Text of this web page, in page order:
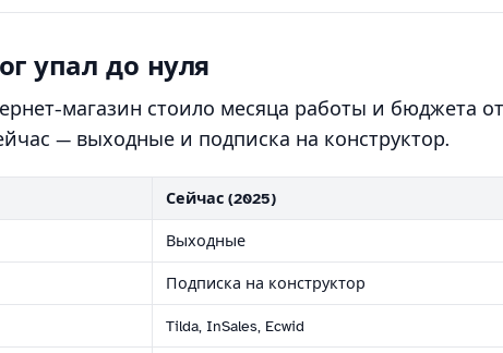
упал до нуля
магазин стоило месяца работы и бюджета от
— выходные и подписка на конструктор.
Сейчас (2025)
Выходные
Подписка на конструктор
Tilda, InSales, Ecwid